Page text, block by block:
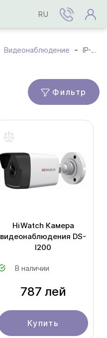
RU
Видеонаблюдение IP-камеры
Фильтр
HiWatch Камера
видеонаблюдения DS-
I200
В наличии
787 лей
Купить